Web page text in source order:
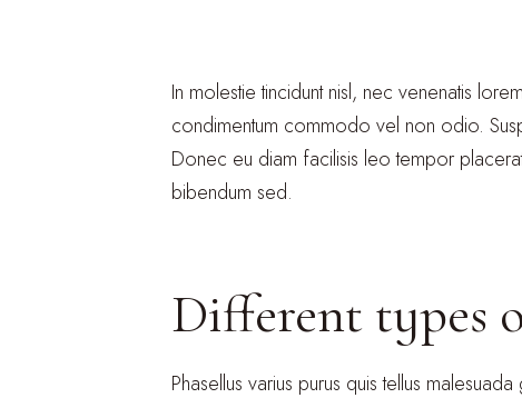
In molestie tincidunt nisl, nec venenatis
condimentum commodo vel non odio.
Donec eu diam facilisis leo tempor
bibendum sed.
Different types
Phasellus varius purus quis tellus